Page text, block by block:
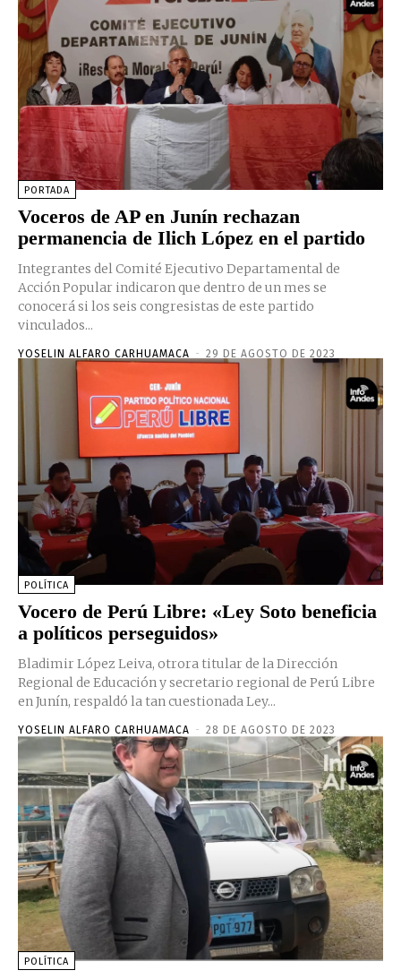
PORTADA
Voceros de AP en Junín rechazan
permanencia de Ilich López en el partido
Integrantes del Comité Ejecutivo Departamental de
Acción Popular indicaron que dentro de un mes se
conocerá si los seis congresistas de este partido
vinculados...
YOSELIN ALFARO CARHUAMACA - 29 DE AGOSTO DE 2023
POLÍTICA
Vocero de Perú Libre: «Ley Soto beneficia
a políticos perseguidos»
Bladimir López Leiva, otrora titular de la Dirección
Regional de Educación y secretario regional de Perú Libre
en Junín, respaldó la tan cuestionada Ley...
YOSELIN ALFARO CARHUAMACA - 28 DE AGOSTO DE 2023
POLÍTICA